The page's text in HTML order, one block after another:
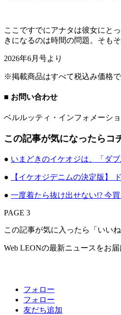
ここですでにアナタは彼女にと
きになるのは時間の問題。そも
2026年6月号より
※掲載商品はすべて税込み価格
■ お問い合わせ
ベルルッティ・インフォメーシ
この記事が気になったらコ
● いまどきのイケオジは、「ダ
● 【イケオジデニムの決定版】
● 一度着たら抜け出せない!? 今
PAGE 3
この記事が気に入ったら「いい
Web LEONの最新ニュースをお届
フォロー
フォロー
友だち追加